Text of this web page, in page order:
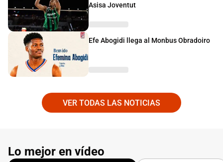
Asisa Joventut
Efe Abogidi llega al Monbus Obradoiro
VER TODAS LAS NOTICIAS
Lo mejor en vídeo